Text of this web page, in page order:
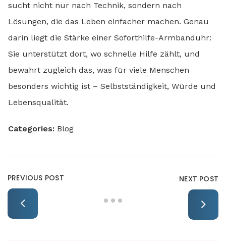
sucht nicht nur nach Technik, sondern nach
Lösungen, die das Leben einfacher machen. Genau
darin liegt die Stärke einer Soforthilfe-Armbanduhr:
Sie unterstützt dort, wo schnelle Hilfe zählt, und
bewahrt zugleich das, was für viele Menschen
besonders wichtig ist – Selbstständigkeit, Würde und
Lebensqualität.
Categories: Blog
PREVIOUS POST NEXT POST